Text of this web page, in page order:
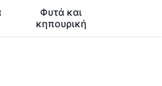
Φυτά και
κηπουρική